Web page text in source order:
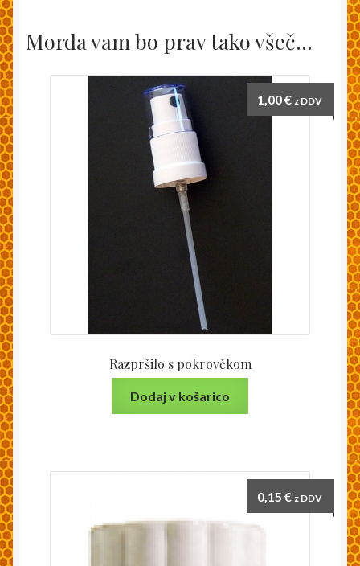
Morda vam bo prav tako všeč…
Razpršilo s pokrovčkom
1,00€ z DDV
Dodaj v košarico
0,15€ z DDV